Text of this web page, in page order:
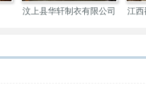
汶上县华轩制衣有限公司
江西